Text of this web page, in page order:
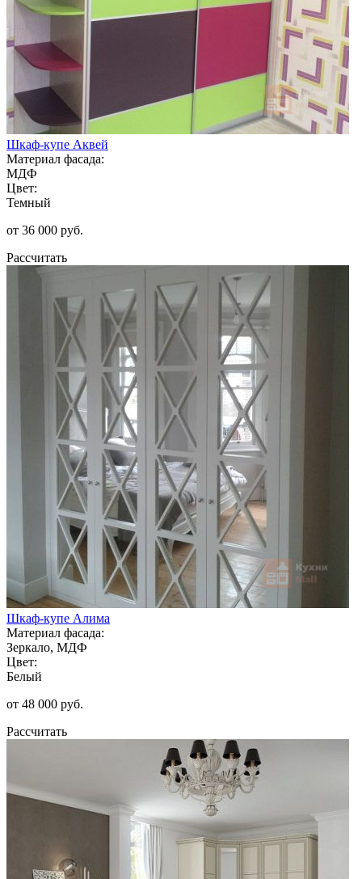
Шкаф-купе Аквей
Материал фасада:
МДФ
Цвет:
Темный
от 36 000 руб.
Рассчитать
Шкаф-купе Алима
Материал фасада:
Зеркало, МДФ
Цвет:
Белый
от 48 000 руб.
Рассчитать